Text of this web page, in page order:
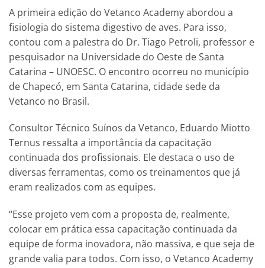
A primeira edição do Vetanco Academy abordou a
fisiologia do sistema digestivo de aves. Para isso,
contou com a palestra do Dr. Tiago Petroli, professor e
pesquisador na Universidade do Oeste de Santa
Catarina – UNOESC. O encontro ocorreu no município
de Chapecó, em Santa Catarina, cidade sede da
Vetanco no Brasil.
Consultor Técnico Suínos da Vetanco, Eduardo Miotto
Ternus ressalta a importância da capacitação
continuada dos profissionais. Ele destaca o uso de
diversas ferramentas, como os treinamentos que já
eram realizados com as equipes.
“Esse projeto vem com a proposta de, realmente,
colocar em prática essa capacitação continuada da
equipe de forma inovadora, não massiva, e que seja de
grande valia para todos. Com isso, o Vetanco Academy